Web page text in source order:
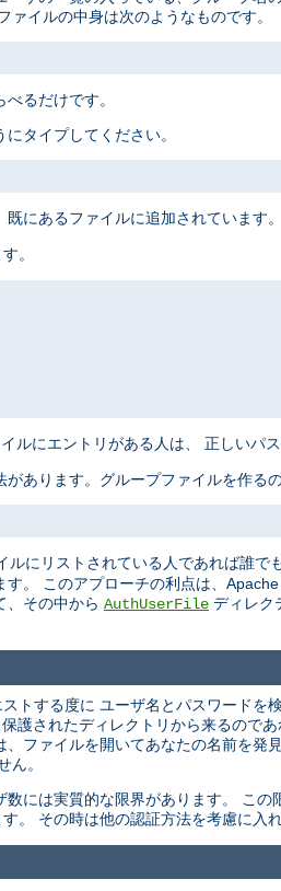
イルの中身は次のようなものです。
るだけです。
タイプしてください。
にあるファイルに追加されています
。
ルにエントリがある人は、 正しいパ
あります。グループファイルを作る
にリストされている人であれば誰
。 このアプローチの利点は、
、その中から AuthUserFile ディレク
トする度に ユーザ名とパスワードを
されたディレクトリから来るので
ファイルを開いてあなたの名前を発
ん。
には実質的な限界があります。 こ
。 その時は他の認証方法を考慮に入